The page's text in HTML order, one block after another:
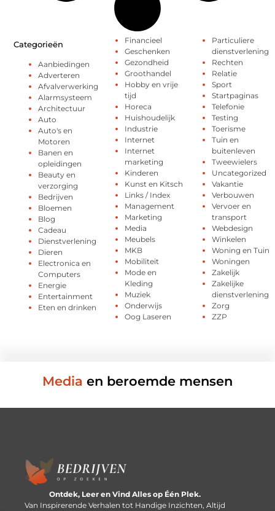
Categorieën
Aanbiedingen
Adverteren
Afvalverwerking
Alarmsysteem
Architectuur
Auto
Auto's en
Motoren
Banen en
opleidingen
Beauty en
verzorging
Bedrijven
Bloemen
Blog
Cadeau
Dienstverlening
Dieren
Electronica en
Computers
Energie
Entertainment
Eten en drinken
Financieel
Geschenken
Gezondheid
Groothandel
Hobby en vrije
tijd
Horeca
Huishoudelijk
Industrie
Internet
Internet
marketing
Kinderen
Kunst en Kitsch
Links / Index
Management
Marketing
Media
Meubels
MKB
Mobiliteit
Mode en
Kleding
Muziek
Onderwijs
Oog Laseren
Particuliere
dienstverlening
Rechten
Relatie
Sport
Startpaginas
Telefonie
Testing
Toerisme
Tuin en
buitenleven
Tweewielers
Uncategorized
Vakantie
Verbouwen
Vervoer en
transport
Webdesign
Winkelen
Woning en Tuin
Woningen
Zakelijk
Zakelijke
dienstverlening
Zorg
ZZP
Media en beroemde mensen
Ontdek, Leer en Vind Alles op Één Plek.
Van Inspirerende Verhalen tot Handige Inzichten, Altijd